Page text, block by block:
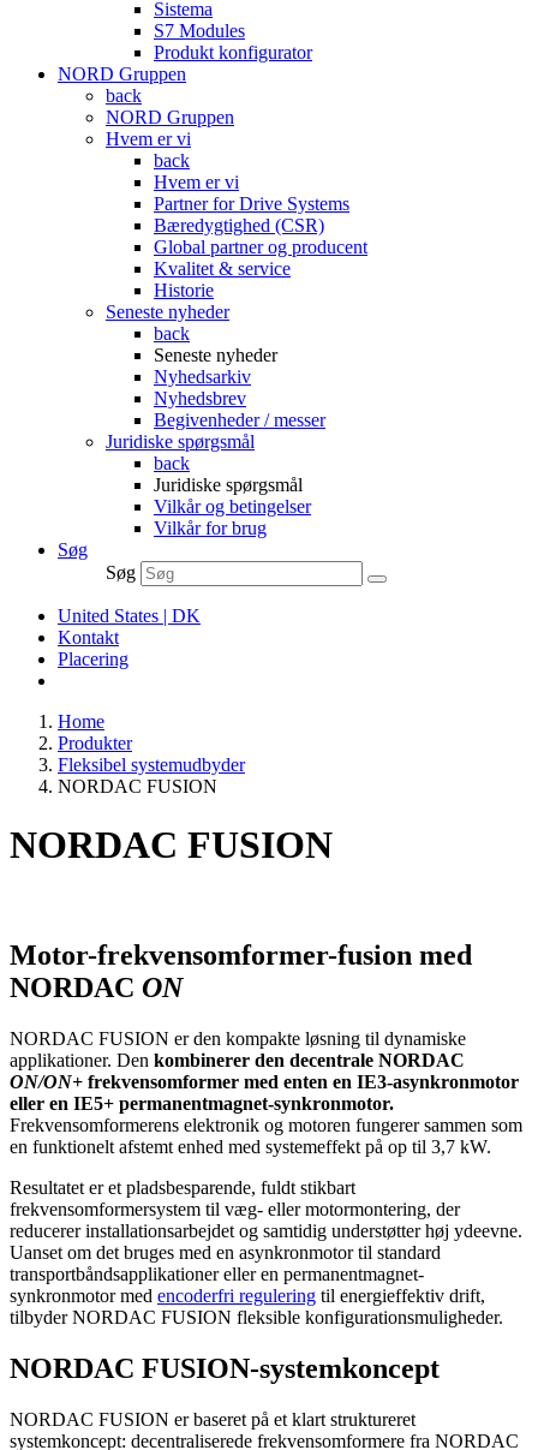
Sistema
S7 Modules
Produkt konfigurator
NORD Gruppen
back
NORD Gruppen
Hvem er vi
back
Hvem er vi
Partner for Drive Systems
Bæredygtighed (CSR)
Global partner og producent
Kvalitet & service
Historie
Seneste nyheder
back
Seneste nyheder
Nyhedsarkiv
Nyhedsbrev
Begivenheder / messer
Juridiske spørgsmål
back
Juridiske spørgsmål
Vilkår og betingelser
Vilkår for brug
Søg
Søg
United States | DK
Kontakt
Placering
Home
Produkter
Fleksibel systemudbyder
NORDAC FUSION
NORDAC FUSION
Motor-frekvensomformer-fusion med
NORDAC ON
NORDAC FUSION er den kompakte løsning til dynamiske
applikationer. Den kombinerer den decentrale NORDAC
ON/ON+ frekvensomformer med enten en IE3-asynkronmotor
eller en IE5+ permanentmagnet-synkronmotor.
Frekvensomformerens elektronik og motoren fungerer sammen som
en funktionelt afstemt enhed med systemeffekt på op til 3,7 kW.
Resultatet er et pladsbesparende, fuldt stikbart
frekvensomformersystem til væg- eller motormontering, der
reducerer installationsarbejdet og samtidig understøtter høj ydeevne.
Uanset om det bruges med en asynkronmotor til standard
transportbåndsapplikationer eller en permanentmagnet-
synkronmotor med encoderfri regulering til energieffektiv drift,
tilbyder NORDAC FUSION fleksible konfigurationsmuligheder.
NORDAC FUSION-systemkoncept
NORDAC FUSION er baseret på et klart struktureret
systemkoncept: decentraliserede frekvensomformere fra NORDAC